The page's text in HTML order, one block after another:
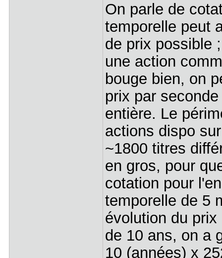
On parle de
temporelle peut
de prix possible
une action
bouge bien, on
prix par
entière. Le
actions dispo
~1800 titres
en gros, pour
cotation pour
temporelle de 5
évolution du
de 10 ans, on a
10 (années) x